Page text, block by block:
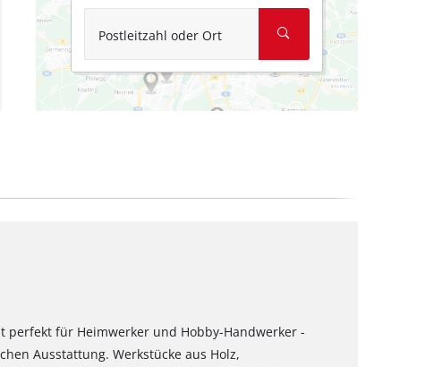
Postleitzahl oder Ort
perfekt für Heimwerker und Hobby-Handwerker -
Ausstattung. Werkstücke aus Holz,